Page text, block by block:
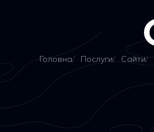
Головна Послуги Сайти